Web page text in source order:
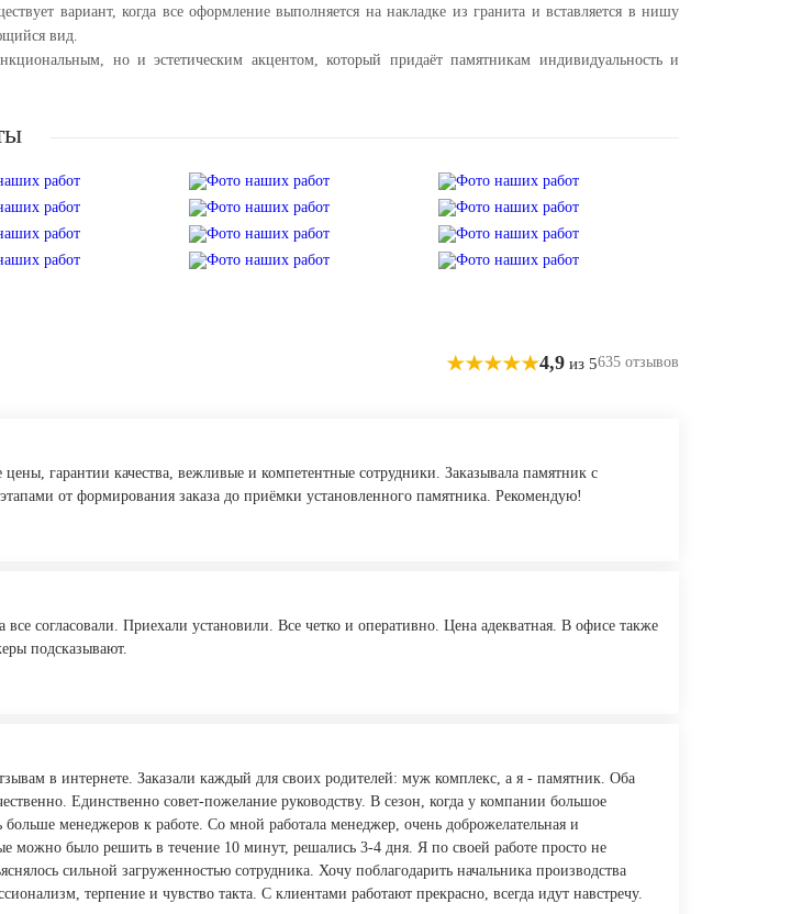
вариант, когда все оформление выполняется на накладке из гранита и вставляется в нишу
вид.
но и эстетическим акцентом, который придаёт памятникам индивидуальность и
4,9 из 5635 отзывов
гарантии качества, вежливые и компетентные сотрудники. Заказывала памятник с
от формирования заказа до приёмки установленного памятника. Рекомендую!
согласовали. Приехали установили. Все четко и оперативно. Цена адекватная. В офисе также
подсказывают.
в интернете. Заказали каждый для своих родителей: муж комплекс, а я - памятник. Оба
Единственно совет-пожелание руководству. В сезон, когда у компании большое
больше менеджеров к работе. Со мной работала менеджер, очень доброжелательная и
можно было решить в течение 10 минут, решались 3-4 дня. Я по своей работе просто не
сильной загруженностью сотрудника. Хочу поблагодарить начальника производства
терпение и чувство такта. С клиентами работают прекрасно, всегда идут навстречу.